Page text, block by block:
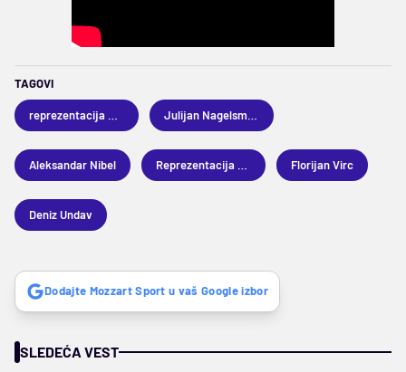
TAGOVI
Aleksandar Nibel Florijan Virc
Deniz Undav
Dodajte Mozzart Sport u vaš Google izbor
SLEDEĆA VEST